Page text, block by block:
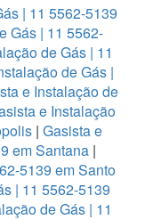
| 11 5562-5139
Gás | 11 5562-
de Gás | 11
de Gás |
e Instalação de
e Instalação
| Gasista e
em Santana|
5139 em Santo
| 11 5562-5139
de Gás | 11